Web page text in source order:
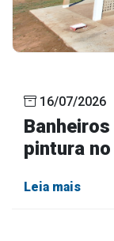
16/07/2026
pintura
Leia mais